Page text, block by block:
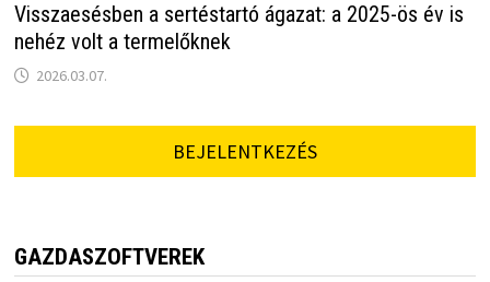
Visszaesésben a sertéstartó ágazat: a 2025-ös év is
nehéz volt a termelőknek
2026.03.07.
BEJELENTKEZÉS
GAZDASZOFTVEREK